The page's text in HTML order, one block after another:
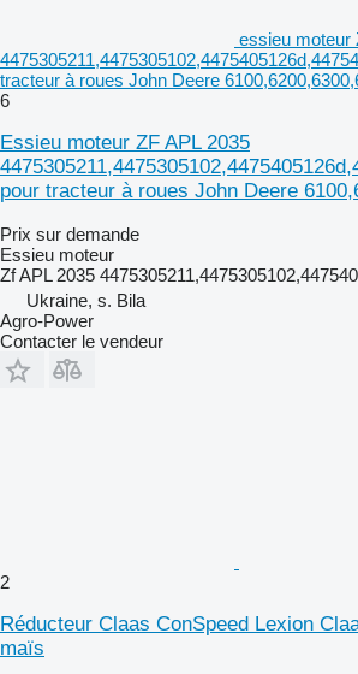
essieu moteur
tracteur à roues John Deere
6
Essieu moteur ZF APL 2035
pour tracteur à roues John Deere
Prix sur demande
Essieu moteur
Zf APL 2035
Ukraine, s. Bila
Agro-Power
Contacter le vendeur
2
Réducteur Claas ConSpeed Lexion
maïs